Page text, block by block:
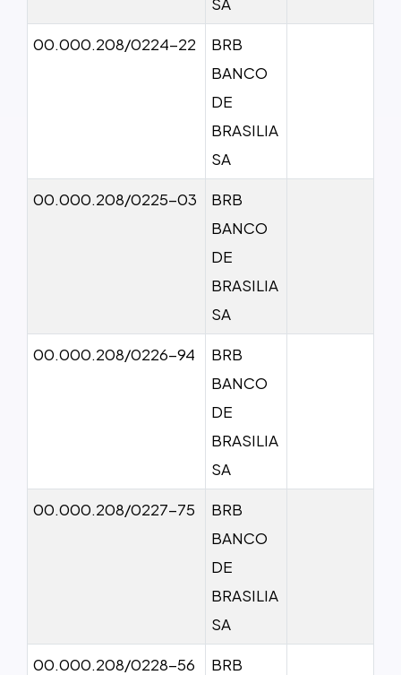
00.000.208/0224-22
BRB
BANCO
DE
BRASILIA
SA
00.000.208/0225-03
BRB
BANCO
DE
BRASILIA
SA
00.000.208/0226-94
BRB
BANCO
DE
BRASILIA
SA
00.000.208/0227-75
BRB
BANCO
DE
BRASILIA
SA
00.000.208/0228-56
BRB